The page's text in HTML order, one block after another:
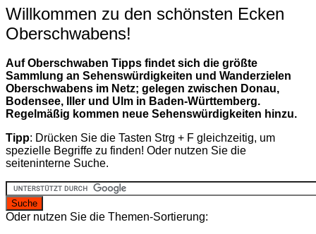
Willkommen zu den schönsten Ecken
Oberschwabens!
Auf Oberschwaben Tipps findet sich die größte
Sammlung an Sehenswürdigkeiten und Wanderzielen
Oberschwabens im Netz; gelegen zwischen Donau,
Bodensee, Iller und Ulm in Baden-Württemberg.
Regelmäßig kommen neue Sehenswürdigkeiten hinzu.
Tipp: Drücken Sie die Tasten Strg + F gleichzeitig, um
spezielle Begriffe zu finden! Oder nutzen Sie die
seiteninterne Suche.
Oder nutzen Sie die Themen-Sortierung: